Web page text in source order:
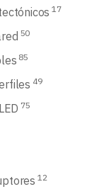
17
50
85
49
75
12